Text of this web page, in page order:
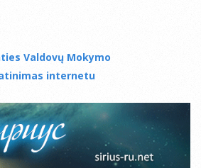
Valdovų Mokymo
internetu